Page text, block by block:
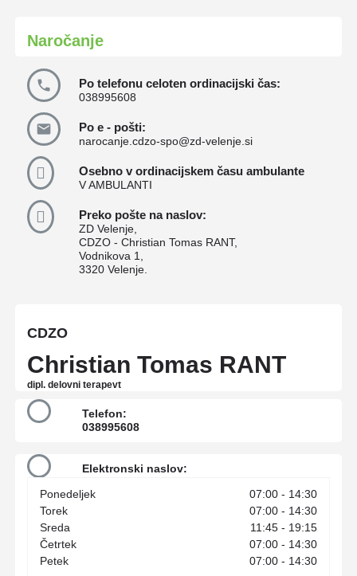
Naročanje
Po telefonu celoten ordinacijski čas:
038995608
Po e - pošti:
narocanje.cdzo-spo@zd-velenje.si
Osebno v ordinacijskem času ambulante
V AMBULANTI
Preko pošte na naslov:
ZD Velenje,
CDZO - Christian Tomas RANT,
Vodnikova 1,
3320 Velenje.
CDZO
Christian Tomas RANT
dipl. delovni terapevt
Telefon:
038995608
Elektronski naslov:
Ponedeljek
07:00 - 14:30
Torek
07:00 - 14:30
Sreda
11:45 - 19:15
Četrtek
07:00 - 14:30
Petek
07:00 - 14:30